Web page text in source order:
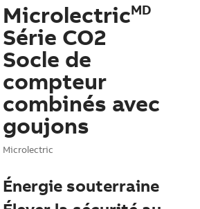
MicrolectricMD
Série CO2
Socle de
compteur
combinés avec
goujons
Microlectric
Énergie souterraine​